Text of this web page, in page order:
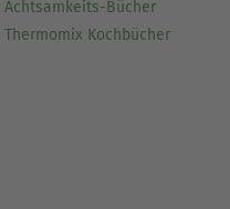
Achtsamkeits-Bücher
Thermomix Kochbücher